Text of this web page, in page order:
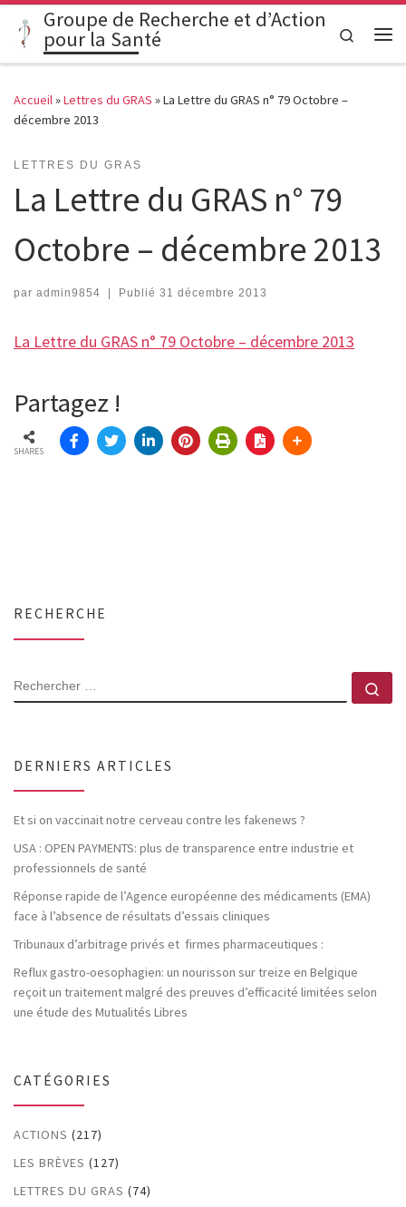
Passer au contenu
Groupe de Recherche et d’Action
pour la Santé
Search
Accueil»Lettres du GRAS »La Lettre du GRAS n° 79 Octobre –
décembre 2013
LETTRES DU GRAS
La Lettre du GRAS n° 79
Octobre – décembre 2013
par admin9854 Publié 31 décembre 2013
La Lettre du GRAS n° 79 Octobre – décembre 2013
Partagez !
SHARES
RECHERCHE
RECHERCHER
DERNIERS ARTICLES
Et si on vaccinait notre cerveau contre les fakenews ?
USA : OPEN PAYMENTS: plus de transparence entre industrie et
professionnels de santé
Réponse rapide de l’Agence européenne des médicaments (EMA)
face à l’absence de résultats d’essais cliniques
Tribunaux d’arbitrage privés et firmes pharmaceutiques :
Reflux gastro-oesophagien: un nourisson sur treize en Belgique
reçoit un traitement malgré des preuves d’efficacité limitées selon
une étude des Mutualités Libres
CATÉGORIES
ACTIONS (217)
LES BRÈVES (127)
LETTRES DU GRAS (74)